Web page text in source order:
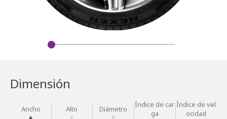
Dimensión
Ancho Alto Diámetro
Índice de car
ga
Índice de vel
ocidad